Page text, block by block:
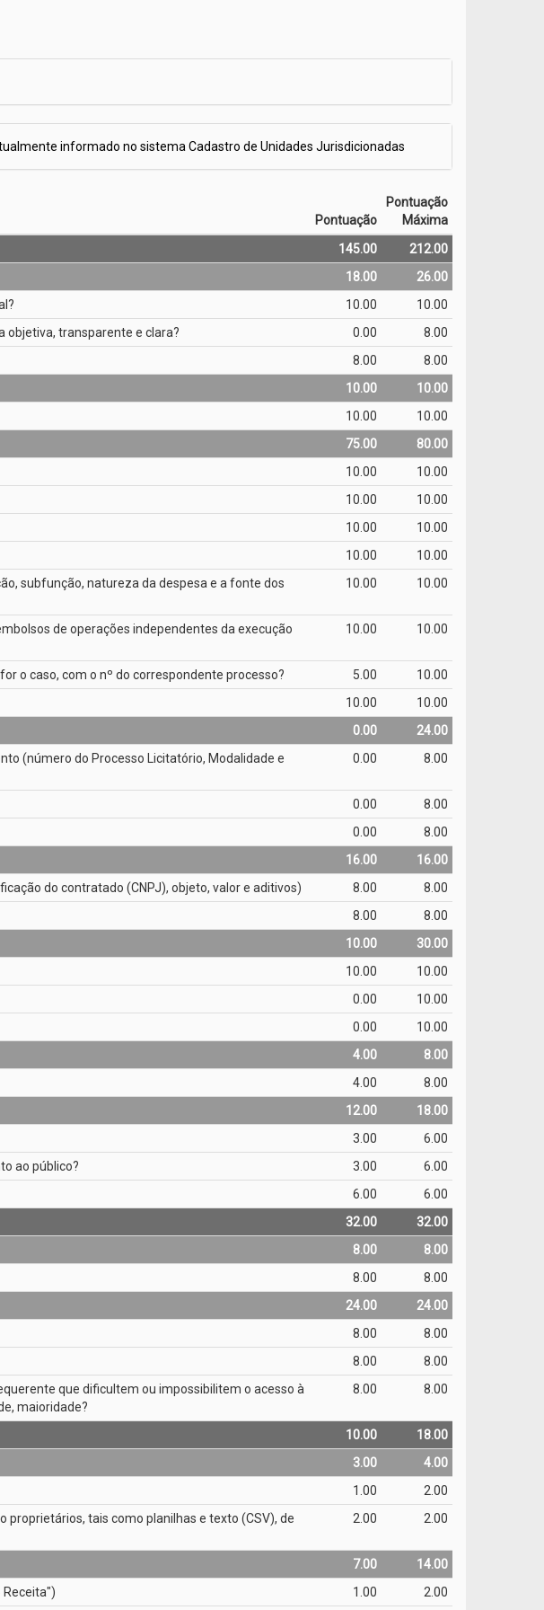
informado no sistema Cadastro de Unidades Jurisdicionadas
Pontuação
Pontuação
Máxima
145.00
212.00
18.00
26.00
10.00
10.00
objetiva, transparente e clara?
0.00
8.00
8.00
8.00
10.00
10.00
10.00
10.00
75.00
80.00
10.00
10.00
10.00
10.00
10.00
10.00
10.00
10.00
subfunção, natureza da despesa e a fonte dos
10.00 10.00
de operações independentes da execução
10.00 10.00
o caso, com o nº do correspondente processo? 5.00
10.00
10.00
10.00
0.00
24.00
(número do Processo Licitatório, Modalidade e
0.00 8.00
0.00
8.00
0.00
8.00
16.00
16.00
do contratado (CNPJ), objeto, valor e aditivos)
8.00
8.00
8.00
8.00
10.00
30.00
10.00
10.00
0.00
10.00
0.00
10.00
4.00
8.00
4.00
8.00
12.00
18.00
3.00
6.00
ao público?
3.00
6.00
6.00
6.00
32.00
32.00
8.00
8.00
8.00
8.00
24.00
24.00
8.00
8.00
8.00
8.00
que dificultem ou impossibilitem o acesso à
maioridade?
8.00 8.00
10.00
18.00
3.00
4.00
1.00
2.00
tais como planilhas e texto (CSV), de
2.00 2.00
7.00
14.00
Receita")
1.00 2.00